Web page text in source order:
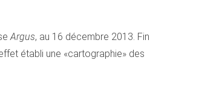
Argus, au 16 décembre 2013. Fin
établi une «cartographie» des